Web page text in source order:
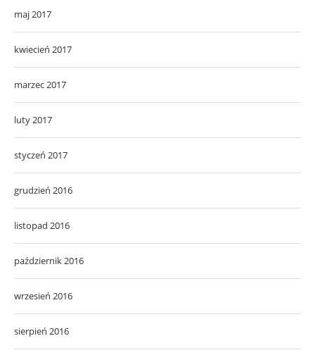
maj 2017
kwiecień 2017
marzec 2017
luty 2017
styczeń 2017
grudzień 2016
listopad 2016
październik 2016
wrzesień 2016
sierpień 2016